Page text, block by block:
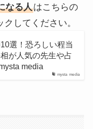
なる人はこちらの
クしてください。
mysta media
選！恐ろしい程当
が人気の先生や占
media